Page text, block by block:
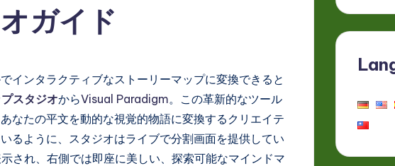
ガイド
インタラクティブなストーリーマップに変換できると
スタジオからVisual Paradigm。この革新的なツール
なたの平文を動的な視覚的物語に変換するクリエイテ
るように、スタジオはライブで分割画面を提供してい
され、右側では即座に美しい、探索可能なマインドマ